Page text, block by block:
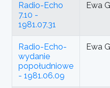
Radio-Echo
7.10 -
1981.07.31
Ewa
Radio-Echo-
wydanie
popołudniowe
- 1981.06.09
Ewa